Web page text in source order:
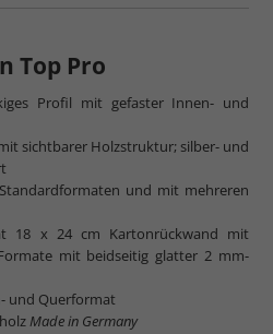
Top Pro
Profil mit gefaster Innen- und
sichtbarer Holzstruktur; silber- und
und mit mehreren
18 x 24 cm Kartonrückwand mit
mit beidseitig glatter 2 mm-
und Querformat
Made in Germany